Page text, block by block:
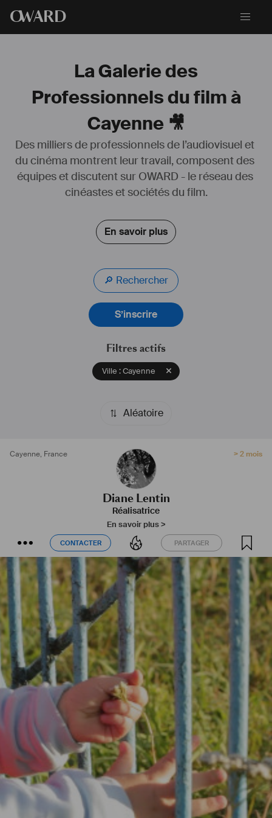
OWARD
La Galerie des
Professionnels du film à
Cayenne 🎥
Des milliers de professionnels de l’audiovisuel et
du cinéma montrent leur travail, composent des
équipes et discutent sur OWARD - le réseau des
cinéastes et sociétés du film.
En savoir plus
🔎 Rechercher
S’inscrire
Filtres actifs
Ville : Cayenne
Aléatoire
Cayenne, France > 2 mois
Diane Lentin
Réalisatrice
En savoir plus >
#vidéaste
# photographe
Vit et travaille actuellement en Guyane Française.
CONTACTER PARTAGER
CONTACTER PARTAGER